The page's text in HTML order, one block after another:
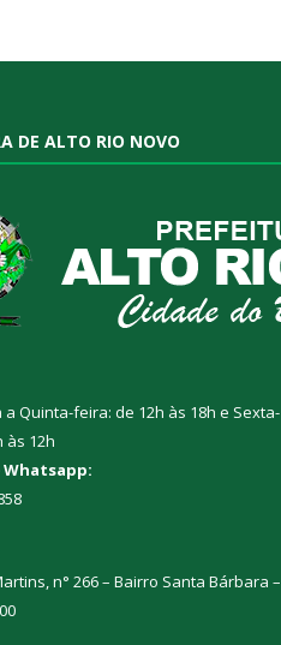
DE ALTO RIO NOVO
a Quinta-feira: de 12h às 18h e Sexta-
às 12h
n° 266 – Bairro Santa Bárbara –